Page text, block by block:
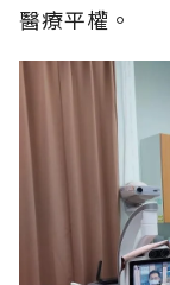
醫療平權。